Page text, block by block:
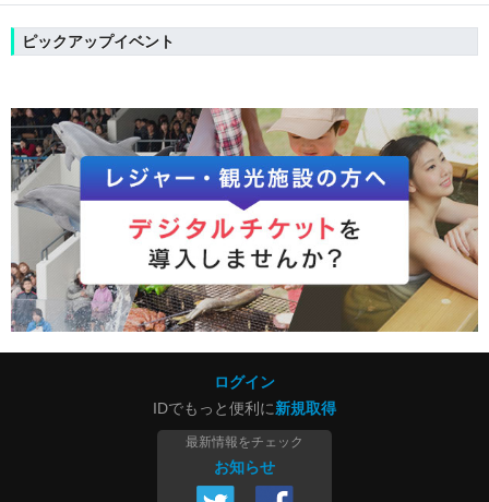
ピックアップイベント
ログイン
IDでもっと便利に新規取得
最新情報をチェック
お知らせ